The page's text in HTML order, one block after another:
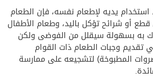
استخدام يديه لإطعام نفسه، فإن الطعام
أو شرائح تؤكل باليد، وطعام الأطفال
به بسهولة سيقلل من الفوضى ولكن
وجبات الطعام ذات القوام
المطبوخة) لتشجيعه على ممارسة